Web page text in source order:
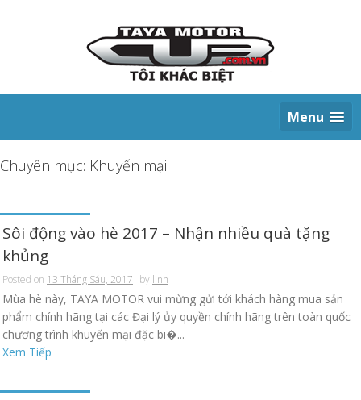
n
e
n
Menu
Chuyên mục: Khuyến mại
Sôi động vào hè 2017 – Nhận nhiều quà tặng
khủng
Posted on 13 Tháng Sáu, 2017 by linh
Mùa hè này, TAYA MOTOR vui mừng gửi tới khách hàng mua sản
phẩm chính hãng tại các Đại lý ủy quyền chính hãng trên toàn quốc
chương trình khuyến mại đặc bi�...
Xem Tiếp